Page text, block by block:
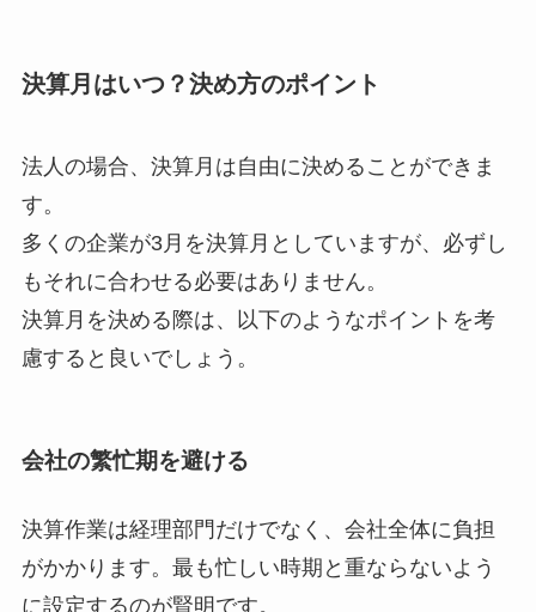
決算月はいつ？決め方のポイント
法人の場合、決算月は自由に決めることができま
す。
多くの企業が3月を決算月としていますが、必ずし
もそれに合わせる必要はありません。
決算月を決める際は、以下のようなポイントを考
慮すると良いでしょう。
会社の繁忙期を避ける
決算作業は経理部門だけでなく、会社全体に負担
がかかります。最も忙しい時期と重ならないよう
に設定するのが賢明です。